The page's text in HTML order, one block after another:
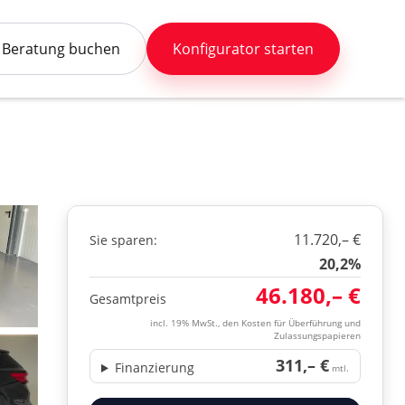
Beratung buchen Konfigurator starten
Sie sparen:
11.720,– €
20,2%
Gesamtpreis 46.180,– €
incl. 19% MwSt., den Kosten für Überführung und
Zulassungspapieren
311,– € mtl.
Finanzierung